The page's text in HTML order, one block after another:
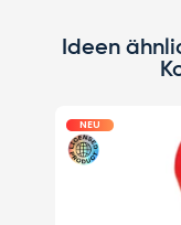
Ideen
NEU